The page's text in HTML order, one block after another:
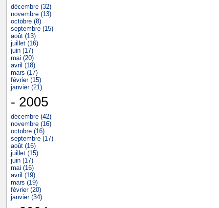
décembre (32)
novembre (13)
octobre (8)
septembre (15)
août (13)
juillet (16)
juin (17)
mai (20)
avril (18)
mars (17)
février (15)
janvier (21)
- 2005
décembre (42)
novembre (16)
octobre (16)
septembre (17)
août (16)
juillet (15)
juin (17)
mai (16)
avril (19)
mars (19)
février (20)
janvier (34)